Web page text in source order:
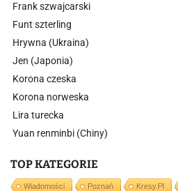
Frank szwajcarski
Funt szterling
Hrywna (Ukraina)
Jen (Japonia)
Korona czeska
Korona norweska
Lira turecka
Yuan renminbi (Chiny)
TOP KATEGORIE
Wiadomości Poznań Kresy.pl